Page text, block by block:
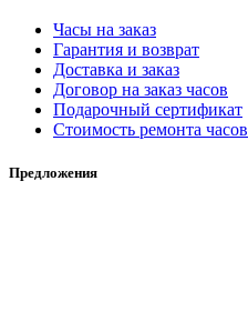
Часы на заказ
Гарантия и возврат
Доставка и заказ
Договор на заказ часов
Подарочный сертификат
Стоимость ремонта часов
Предложения